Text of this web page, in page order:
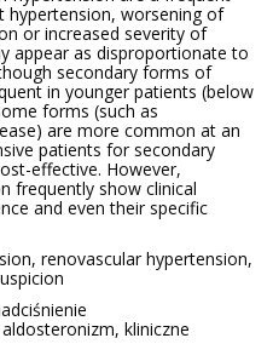
hypertension, worsening of
or increased severity of
appear as disproportionate to
secondary forms of
in younger patients (below
forms (such as
are more common at an
patients for secondary
effective. However,
frequently show clinical
and even their specific
renovascular hypertension,
kliniczne